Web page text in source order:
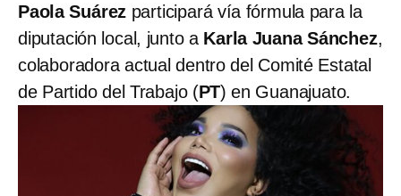
Paola Suárez participará vía fórmula para la
diputación local, junto a Karla Juana Sánchez,
colaboradora actual dentro del Comité Estatal
de Partido del Trabajo (PT) en Guanajuato.